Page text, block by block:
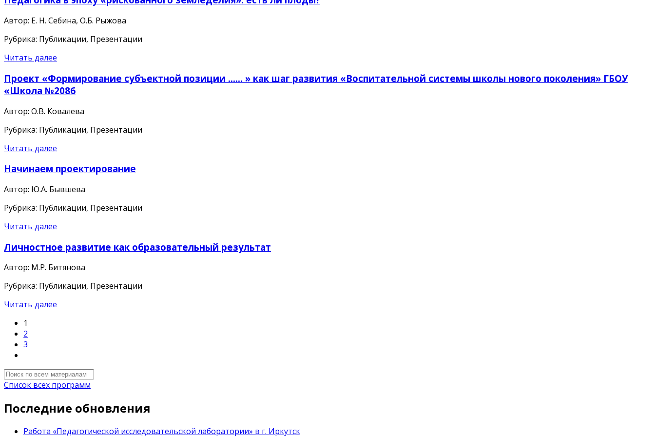
Автор: Е. Н. Себина, О.Б. Рыжова
Рубрика: Публикации, Презентации
Читать далее
Проект «Формирование субъектной позиции …… » как шаг развития «Воспитательной системы школы нового поколения» ГБОУ
«Школа №2086
Автор: О.В. Ковалева
Рубрика: Публикации, Презентации
Читать далее
Начинаем проектирование
Автор: Ю.А. Бывшева
Рубрика: Публикации, Презентации
Читать далее
Личностное развитие как образовательный результат
Автор: М.Р. Битянова
Рубрика: Публикации, Презентации
Читать далее
1
2
3
Список всех программ
Последние обновления
Работа «Педагогической исследовательской лаборатории» в г. Иркутск